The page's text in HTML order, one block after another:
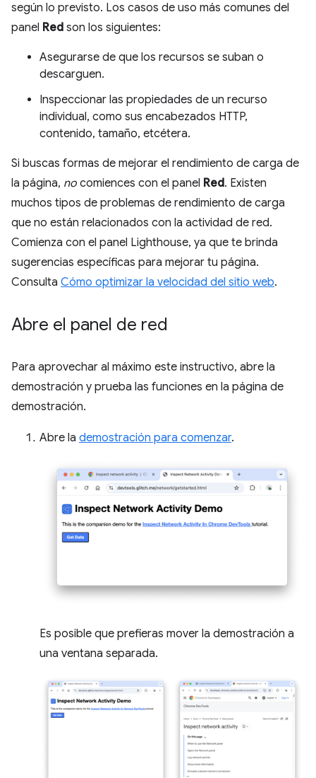
según lo previsto. Los casos de uso más comunes del
panel Red son los siguientes:
Asegurarse de que los recursos se suban o
descarguen.
Inspeccionar las propiedades de un recurso
individual, como sus encabezados HTTP,
contenido, tamaño, etcétera.
Si buscas formas de mejorar el rendimiento de carga de
la página, no comiences con el panel Red. Existen
muchos tipos de problemas de rendimiento de carga
que no están relacionados con la actividad de red.
Comienza con el panel Lighthouse, ya que te brinda
sugerencias específicas para mejorar tu página.
Consulta Cómo optimizar la velocidad del sitio web.
Abre el panel de red
Para aprovechar al máximo este instructivo, abre la
demostración y prueba las funciones en la página de
demostración.
Abre la demostración para comenzar.
Es posible que prefieras mover la demostración a
una ventana separada.